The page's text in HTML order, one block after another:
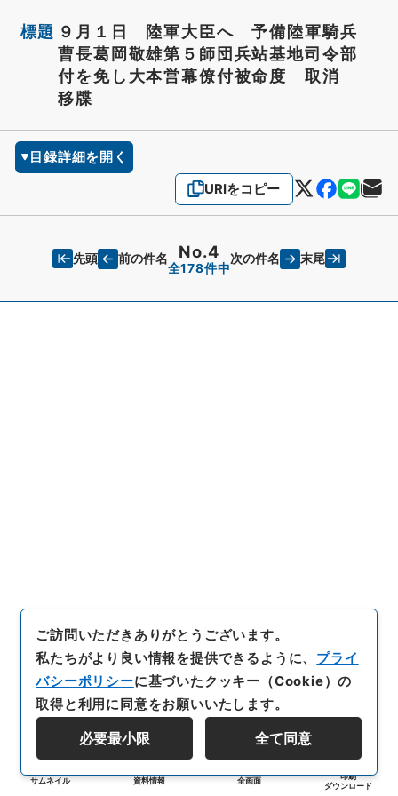
標題 ９月１日 陸軍大臣へ 予備陸軍騎兵
曹長葛岡敬雄第５師団兵站基地司令部
付を免し大本営幕僚付被命度 取消
移牒
目録詳細を開く
URIをコピー
先頭 前の件名 No.4
全178件中
次の件名 末尾
サムネイル 資料情報 全画面
印刷
ダウンロード
ご訪問いただきありがとうございます。
私たちがより良い情報を提供できるように、 プライ
バシーポリシーに基づいたクッキー（Cookie）の
取得と利用に同意をお願いいたします。
必要最小限 全て同意